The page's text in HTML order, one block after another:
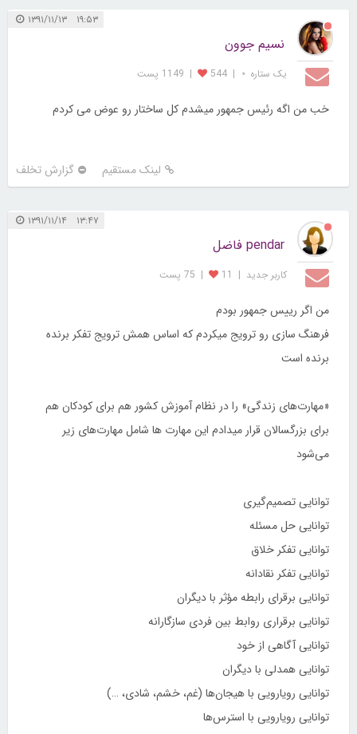
۱۹:۵۳ ۱۳۹۱/۱۱/۱۳
نسیم جوون
یک ستاره ⋆ |
544
| 1149 پست
خب من اگه رئیس جمهور میشدم کل ساختار رو عوض می کردم
لینک مستقیم گزارش تخلف
۱۳:۴۷ ۱۳۹۱/۱۱/۱۴
pendar فاضل
کاربر جديد |
11
| 75 پست
من اگر رییس جمهور بودم
فرهنگ سازی رو ترویج میکردم که اساس همش ترویج تفکر برنده
برنده است
«مهارت‌های زندگی» را در نظام آموزش کشور هم برای کودکان هم
برای بزرگسالان قرار میدادم این مهارت ها شامل مهارت‌های زیر
می‌شود
توانایی تصمیم‌گیری
توانایی حل مسئله
توانایی تفکر خلاق
توانایی تفکر نقادانه
توانایی برقرای رابطه مؤثر با دیگران
توانایی برقراری روابط بین فردی سازگارانه
توانایی آگاهی از خود
توانایی همدلی با دیگران
توانایی رویارویی با هیجان‌ها (غم، خشم، شادی، …)
توانایی رویارویی با استرس‌ها